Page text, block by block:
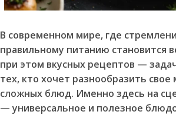
В современном мире, где
правильному питанию становится
при этом вкусных рецептов —
тех, кто хочет разнообразить
сложных блюд. Именно здесь на
— универсальное и полезное